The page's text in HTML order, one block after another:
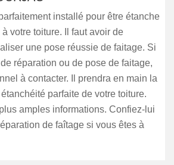
installé pour être étanche
votre toiture. Il faut avoir de
une pose réussie de faitage. Si
réparation ou de pose de faitage,
à contacter. Il prendra en main la
parfaite de votre toiture.
amples informations. Confiez-lui
de faîtage si vous êtes à